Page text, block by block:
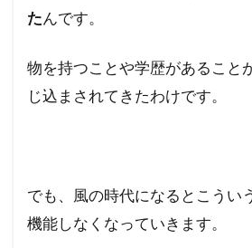
たんです。
物を持つことや学歴があること
じ込まされてきたわけです。
でも、風の時代になるとこうい
機能しなくなっていきます。